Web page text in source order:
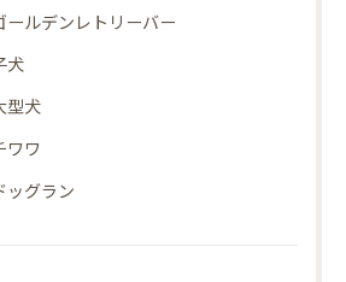
ールデンレトリーバー
犬
型犬
ワワ
ッグラン